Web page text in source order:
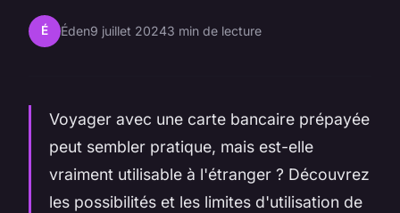
É Éden9 juillet 20243 min de lecture
Voyager avec une carte bancaire prépayée
peut sembler pratique, mais est-elle
vraiment utilisable à l'étranger ? Découvrez
les possibilités et les limites d'utilisation de